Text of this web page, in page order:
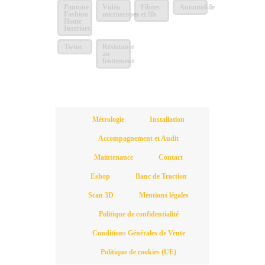
Pantone
Fashion
Home
Interiors
Vidéo-
microscopes
Fibres
et fils
Automobile
Twine
Résistance
au
frottement
Métrologie Installation
Accompagnement et Audit
Maintenance Contact
Eshop Banc de Traction
Scan 3D Mentions légales
Politique de confidentialité
Conditions Générales de Vente
Politique de cookies (UE)